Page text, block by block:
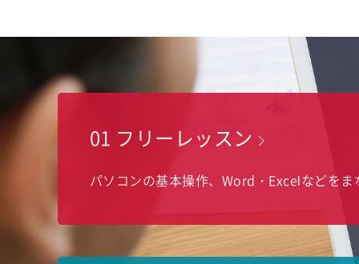
01 フリーレッスン
パソコンの基本操作、Word・Excelなどをま